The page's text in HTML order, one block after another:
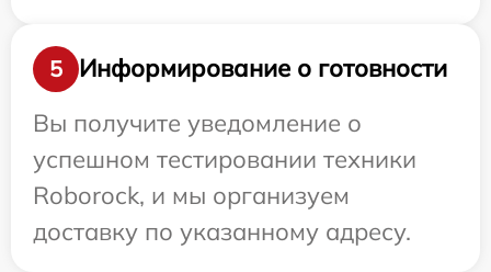
5
Информирование о готовности
Вы получите уведомление о
успешном тестировании техники
Roborock, и мы организуем
доставку по указанному адресу.